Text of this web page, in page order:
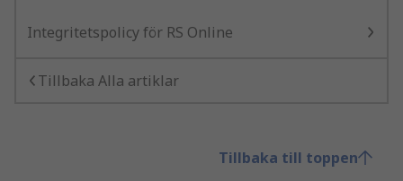
Integritetspolicy för RS Online
Tillbaka Alla artiklar
Tillbaka till toppen